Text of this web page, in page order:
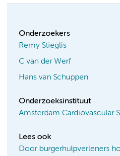
Onderzoekers
Remy Stieglis
C van der Werf
Hans van Schuppen
Onderzoeksinstituut
Amsterdam Cardiovascular
Lees ook
Door burgerhulpverleners